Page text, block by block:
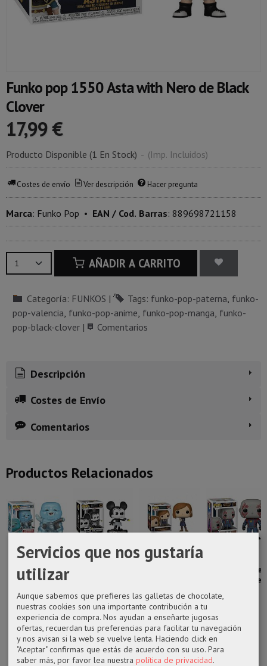
Funko pop 1550 Asta with Nero de Black
Clover
17,99 €
Producto Disponible (1 En Stock) - (Imp. Incluidos)
Costes de envío Ver descripción Hacer pregunta
Marca: Funko Pop • EAN / Cod. Barras: 889698721158
AÑADIR A CARRITO
Categoría: FUNKOS | Tags: funko-pop-paterna funko-
pop-valencia funko-pop-anime funko-pop-manga funko-
pop-black-clover | Comentarios
Descripción
Costes de Envío
Comentarios
Productos Relacionados
Funko pop 929
Muncher de
Los...
14,50 €
Funko pop
14,50 €
Funko pop
14,50 €
1204 Drax de
Guardianes de...
14,50 €
Servicios que nos gustaría
utilizar
Aunque sabemos que prefieres las galletas de chocolate,
nuestras cookies son una importante contribución a tu
experiencia de compra. Nos ayudan a enseñarte jugosas
ofertas, recuerdan tus preferencias para facilitar tu navegación
y nos avisan si la web se vuelve lenta. Haciendo click en
"Aceptar" confirmas que estás de acuerdo con su uso. Para
saber más, por favor lea nuestra política de privacidad.